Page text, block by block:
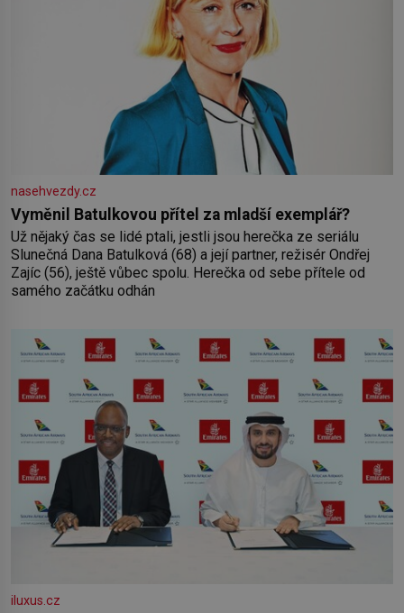
nasehvezdy.cz
Vyměnil Batulkovou přítel za mladší exemplář?
Už nějaký čas se lidé ptali, jestli jsou herečka ze seriálu
Slunečná Dana Batulková (68) a její partner, režisér Ondřej
Zajíc (56), ještě vůbec spolu. Herečka od sebe přítele od
samého začátku odhán
iluxus.cz